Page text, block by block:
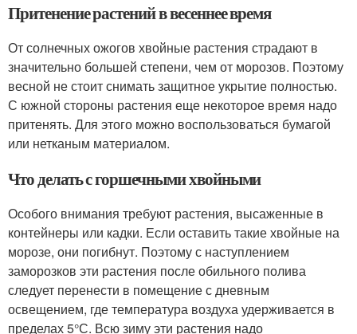
Притенение растений в весеннее время
От солнечных ожогов хвойные растения страдают в
значительно большей степени, чем от морозов. Поэтому
весной не стоит снимать защитное укрытие полностью.
С южной стороны растения еще некоторое время надо
притенять. Для этого можно воспользоваться бумагой
или нетканым материалом.
Что делать с горшечными хвойными
Особого внимания требуют растения, высаженные в
контейнеры или кадки. Если оставить такие хвойные на
морозе, они погибнут. Поэтому с наступлением
заморозков эти растения после обильного полива
следует перенести в помещение с дневным
освещением, где температура воздуха удерживается в
пределах 5°С. Всю зиму эти растения надо